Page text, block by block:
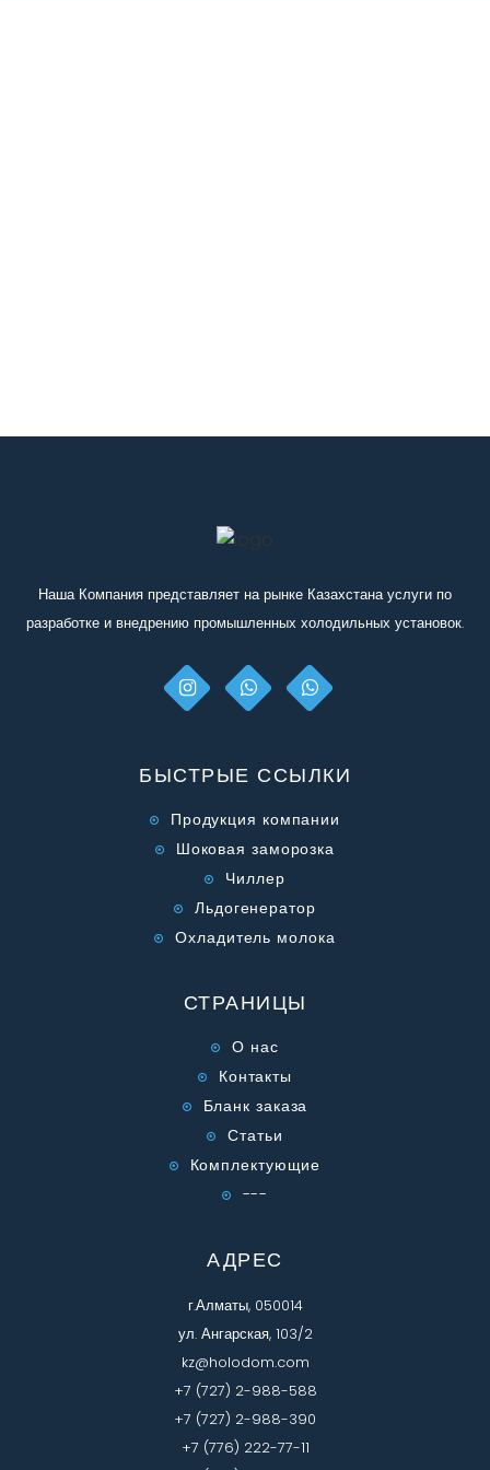
опросный лист
Наша Компания представляет на рынке Казахстана услуги по
разработке и внедрению промышленных холодильных установок.
БЫСТРЫЕ ССЫЛКИ
Продукция компании
Шоковая заморозка
Чиллер
Льдогенератор
Охладитель молока
СТРАНИЦЫ
О нас
Контакты
Бланк заказа
Статьи
Комплектующие
---
АДРЕС
г.Алматы, 050014
ул. Ангарская, 103/2
kz@holodom.com
+7 (727) 2-988-588
+7 (727) 2-988-390
+7 (776) 222-77-11